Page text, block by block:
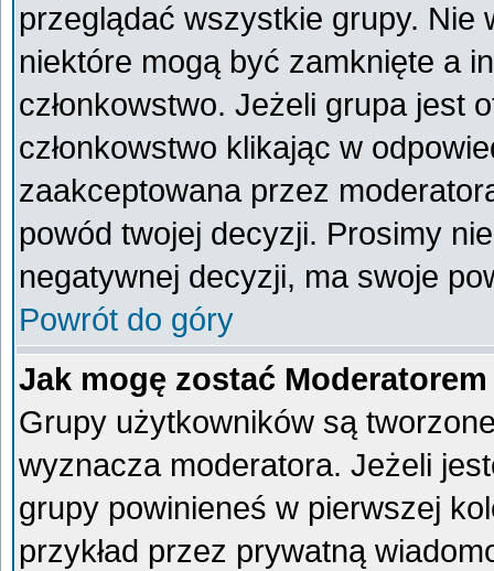
przeglądać wszystkie grupy.
niektóre mogą być zamknięte a
członkowstwo. Jeżeli grupa jest
członkowstwo klikając w
zaakceptowana przez
powód twojej decyzji. Prosimy
negatywnej decyzji, ma swoje
Powrót do góry
Jak mogę zostać
Grupy użytkowników są
wyznacza moderatora. Jeżeli
grupy powinieneś w pierwszej
przykład przez prywatną